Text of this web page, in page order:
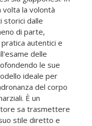
volta la volontà
storici dalle
di parte,
autentici e
delle
le sue
ideale per
del corpo
È un
sa trasmettere
stile diretto e